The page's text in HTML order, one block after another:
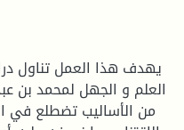
يهدف هذا العمل تناول
العلم و الجهل لمحمد بن
من الأساليب تضطلع في